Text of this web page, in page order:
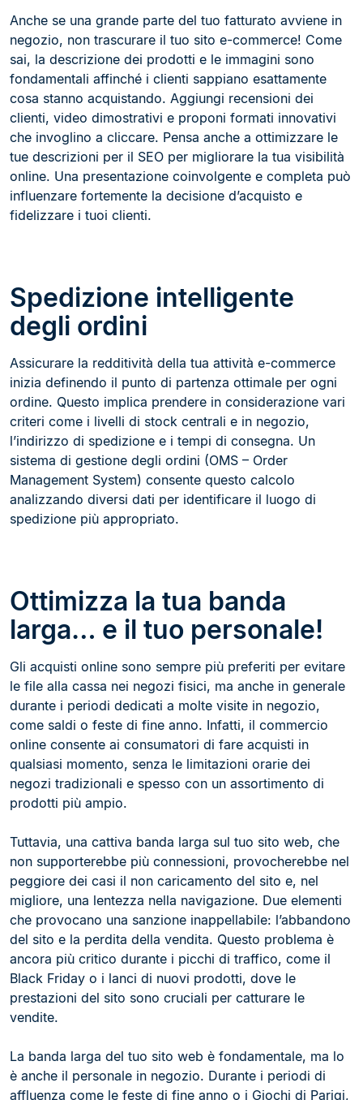
Anche se una grande parte del tuo fatturato avviene in
negozio, non trascurare il tuo sito e-commerce! Come
sai, la descrizione dei prodotti e le immagini sono
fondamentali affinché i clienti sappiano esattamente
cosa stanno acquistando. Aggiungi recensioni dei
clienti, video dimostrativi e proponi formati innovativi
che invoglino a cliccare. Pensa anche a ottimizzare le
tue descrizioni per il SEO per migliorare la tua visibilità
online. Una presentazione coinvolgente e completa può
influenzare fortemente la decisione d’acquisto e
fidelizzare i tuoi clienti.
Spedizione intelligente
degli ordini
Assicurare la redditività della tua attività e-commerce
inizia definendo il punto di partenza ottimale per ogni
ordine. Questo implica prendere in considerazione vari
criteri come i livelli di stock centrali e in negozio,
l’indirizzo di spedizione e i tempi di consegna. Un
sistema di gestione degli ordini (OMS – Order
Management System) consente questo calcolo
analizzando diversi dati per identificare il luogo di
spedizione più appropriato.
Ottimizza la tua banda
larga… e il tuo personale!
Gli acquisti online sono sempre più preferiti per evitare
le file alla cassa nei negozi fisici, ma anche in generale
durante i periodi dedicati a molte visite in negozio,
come saldi o feste di fine anno. Infatti, il commercio
online consente ai consumatori di fare acquisti in
qualsiasi momento, senza le limitazioni orarie dei
negozi tradizionali e spesso con un assortimento di
prodotti più ampio.
Tuttavia, una cattiva banda larga sul tuo sito web, che
non supporterebbe più connessioni, provocherebbe nel
peggiore dei casi il non caricamento del sito e, nel
migliore, una lentezza nella navigazione. Due elementi
che provocano una sanzione inappellabile: l’abbandono
del sito e la perdita della vendita. Questo problema è
ancora più critico durante i picchi di traffico, come il
Black Friday o i lanci di nuovi prodotti, dove le
prestazioni del sito sono cruciali per catturare le
vendite.
La banda larga del tuo sito web è fondamentale, ma lo
è anche il personale in negozio. Durante i periodi di
affluenza come le feste di fine anno o i Giochi di Parigi,